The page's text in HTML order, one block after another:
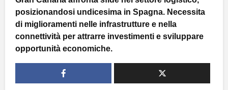
posizionandosi undicesima in Spagna. Necessita
di miglioramenti nelle infrastrutture e nella
connettività per attrarre investimenti e sviluppare
opportunità economiche.